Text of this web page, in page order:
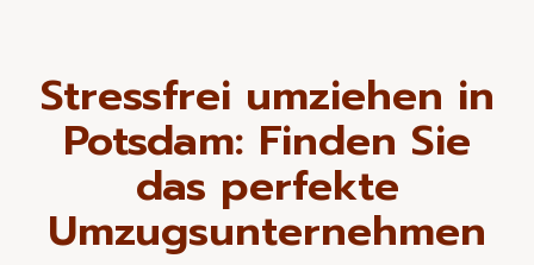
Stressfrei umziehen in
Potsdam: Finden Sie
das perfekte
Umzugsunternehmen